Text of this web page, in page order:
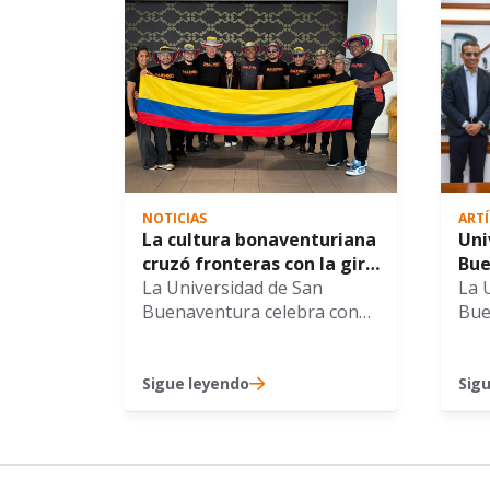
NOTICIAS
La cultura bonaventuriana
cruzó fronteras con la gira
internacional de PALENKO
por Europa del Este
La Universidad de San
Buenaventura celebra con
la impecable representación
internacional de Palenko,
Sigue leyendo
La